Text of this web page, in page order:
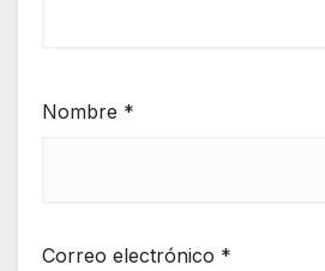
Nombre *
Correo electrónico *